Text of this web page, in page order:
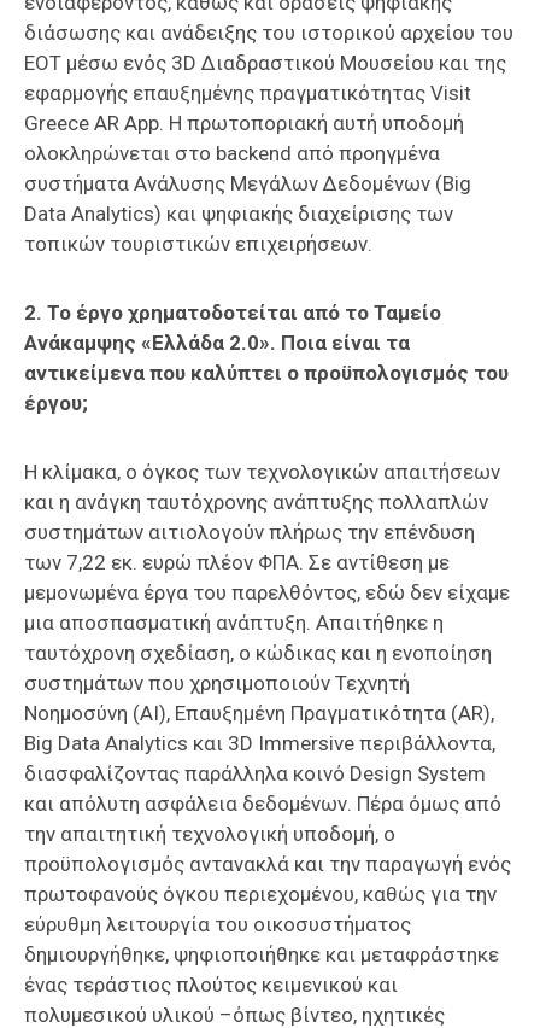
διάσωσης και ανάδειξης του ιστορικού αρχείου του
ΕΟΤ μέσω ενός 3D Διαδραστικού Μουσείου και της
εφαρμογής επαυξημένης πραγματικότητας Visit
Greece AR App. Η πρωτοποριακή αυτή υποδομή
ολοκληρώνεται στο backend από προηγμένα
συστήματα Ανάλυσης Μεγάλων Δεδομένων (Big
Data Analytics) και ψηφιακής διαχείρισης των
τοπικών τουριστικών επιχειρήσεων.
2. Το έργο χρηματοδοτείται από το Ταμείο
Ανάκαμψης «Ελλάδα 2.0». Ποια είναι τα
αντικείμενα που καλύπτει ο προϋπολογισμός του
έργου;
Η κλίμακα, ο όγκος των τεχνολογικών απαιτήσεων
και η ανάγκη ταυτόχρονης ανάπτυξης πολλαπλών
συστημάτων αιτιολογούν πλήρως την επένδυση
των 7,22 εκ. ευρώ πλέον ΦΠΑ. Σε αντίθεση με
μεμονωμένα έργα του παρελθόντος, εδώ δεν είχαμε
μια αποσπασματική ανάπτυξη. Απαιτήθηκε η
ταυτόχρονη σχεδίαση, ο κώδικας και η ενοποίηση
συστημάτων που χρησιμοποιούν Τεχνητή
Νοημοσύνη (AI), Επαυξημένη Πραγματικότητα (AR),
Big Data Analytics και 3D Immersive περιβάλλοντα,
διασφαλίζοντας παράλληλα κοινό Design System
και απόλυτη ασφάλεια δεδομένων. Πέρα όμως από
την απαιτητική τεχνολογική υποδομή, ο
προϋπολογισμός αντανακλά και την παραγωγή ενός
πρωτοφανούς όγκου περιεχομένου, καθώς για την
εύρυθμη λειτουργία του οικοσυστήματος
δημιουργήθηκε, ψηφιοποιήθηκε και μεταφράστηκε
ένας τεράστιος πλούτος κειμενικού και
πολυμεσικού υλικού –όπως βίντεο, ηχητικές